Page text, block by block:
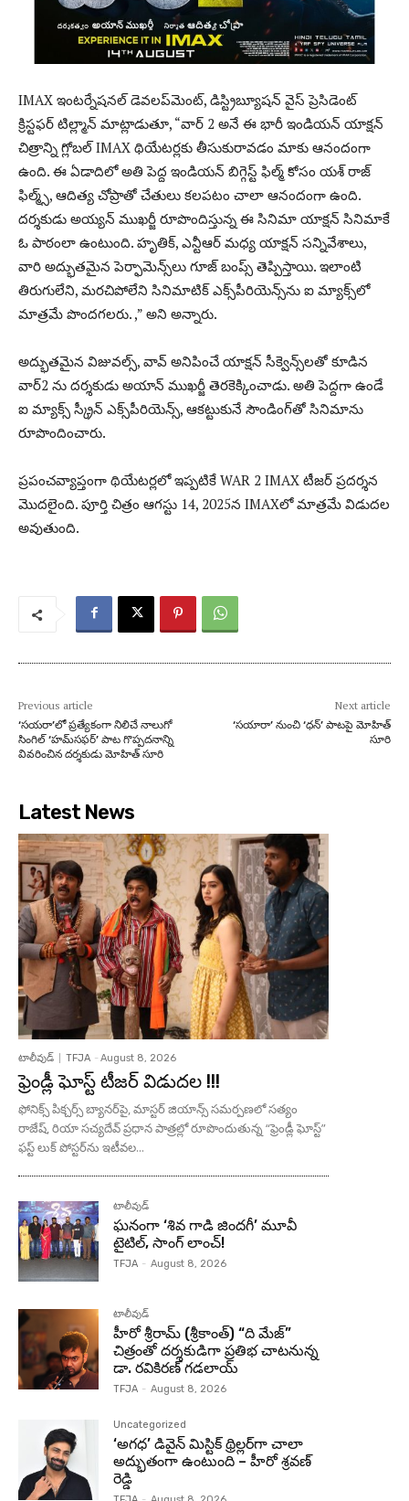
IMAX ఇంటర్నేషనల్ డెవలప్‌మెంట్, డిస్ట్రిబ్యూషన్ వైస్ ప్రెసిడెంట్
క్రిస్టఫర్ టిల్ల్మాన్ మాట్లాడుతూ, “వార్ 2 అనే ఈ భారీ ఇండియన్ యాక్షన్
చిత్రాన్ని గ్లోబల్ IMAX థియేటర్లకు తీసుకురావడం మాకు ఆనందంగా
ఉంది. ఈ ఏడాదిలో అతి పెద్ద ఇండియన్ బిగ్గెస్ట్ ఫిల్మ్ కోసం యశ్ రాజ్
ఫిల్మ్స్, ఆదిత్య చోప్రాతో చేతులు కలపటం చాలా ఆనందంగా ఉంది.
దర్శకుడు అయ్యన్ ముఖర్జీ రూపొందిస్తున్న ఈ సినిమా యాక్షన్ సినిమాకే
ఓ పాఠంలా ఉంటుంది. హృతిక్, ఎన్టీఆర్ మధ్య యాక్షన్ సన్నివేశాలు,
వారి అద్భుతమైన పెర్ఫామెన్స్‌లు గూజ్ బంప్స్ తెప్పిస్తాయి. ఇలాంటి
తిరుగులేని, మరచిపోలేని సినిమాటిక్ ఎక్స్‌పీరియెన్స్‌ను ఐ మ్యాక్స్‌లో
మాత్రమే పొందగలరు. ,” అని అన్నారు.
అద్భుతమైన విజువల్స్, వావ్ అనిపించే యాక్షన్ సీక్వెన్స్‌లతో కూడిన
వార్2 ను దర్శకుడు అయాన్ ముఖర్జీ తెరకెక్కించాడు. అతి పెద్దగా ఉండే
ఐ మ్యాక్స్ స్క్రీన్ ఎక్స్‌పీరియెన్స్, ఆకట్టుకునే సౌండింగ్‌తో సినిమాను
రూపొందించారు.
ప్రపంచవ్యాప్తంగా థియేటర్లలో ఇప్పటికే WAR 2 IMAX టీజర్ ప్రదర్శన
మొదలైంది. పూర్తి చిత్రం ఆగస్టు 14, 2025న IMAXలో మాత్రమే విడుదల
అవుతుంది.
Previous article
‘సయరా’లో ప్రత్యేకంగా నిలిచే నాలుగో
సింగిల్‌ ‘హమ్‌సఫర్’ పాట గొప్పదనాన్ని
వివరించిన దర్శకుడు మోహిత్ సూరి
Next article
‘సయారా’ నుంచి ‘ధన్’ పాటపై మోహిత్
సూరి
Latest News
టాలీవుడ్ TFJA - August 8, 2026
ఫ్రెండ్లీ ఘోస్ట్ టీజర్ విడుదల !!!
ఫోనిక్స్ పిక్చర్స్ బ్యానర్‌పై, మాస్టర్ జియాన్స్ సమర్పణలో సత్యం
రాజేష్, రియా సచ్యదేవ్ ప్రధాన పాత్రల్లో రూపొందుతున్న “ఫ్రెండ్లీ ఘోస్ట్”
ఫస్ట్ లుక్ పోస్టర్‌ను ఇటీవల...
టాలీవుడ్
ఘనంగా ‘శివ గాడి జింద‌గీ’ మూవీ
టైటిల్, సాంగ్ లాంచ్!
TFJA - August 8, 2026
టాలీవుడ్
హీరో శ్రీరామ్ (శ్రీకాంత్) “ది మేజ్”
చిత్రంతో దర్శకుడిగా ప్రతిభ చాటనున్న
డా. రవికిరణ్ గడలాయ్
TFJA - August 8, 2026
Uncategorized
‘అగధ’ డివైన్ మిస్టిక్ థ్రిల్లర్‌గా చాలా
అద్భుతంగా ఉంటుంది – హీరో శ్రవణ్
రెడ్డి